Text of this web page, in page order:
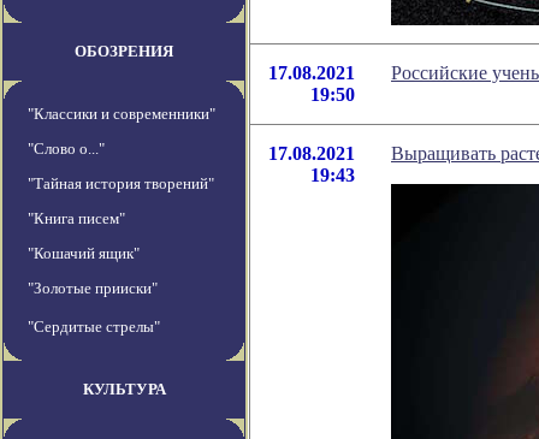
ОБОЗРЕНИЯ
"Классики и современники"
"Слово о..."
"Тайная история творений"
"Книга писем"
"Кошачий ящик"
"Золотые прииски"
"Сердитые стрелы"
КУЛЬТУРА
17.08.2021
19:50
Российские
17.08.2021
19:43
Выращивать